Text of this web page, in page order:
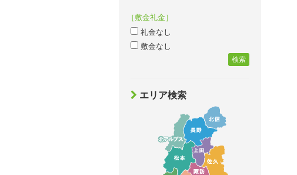
［敷金礼金］
礼金なし
敷金なし
検索
エリア検索